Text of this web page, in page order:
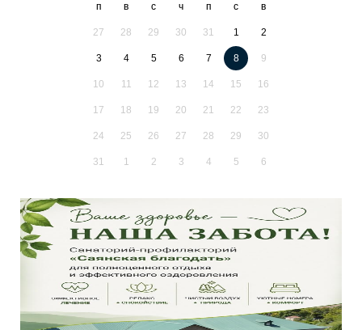
п в с ч п с в
27 28 29 30 31 1 2
3 4 5 6 7 8 9
10 11 12 13 14 15 16
17 18 19 20 21 22 23
24 25 26 27 28 29 30
31 1 2 3 4 5 6